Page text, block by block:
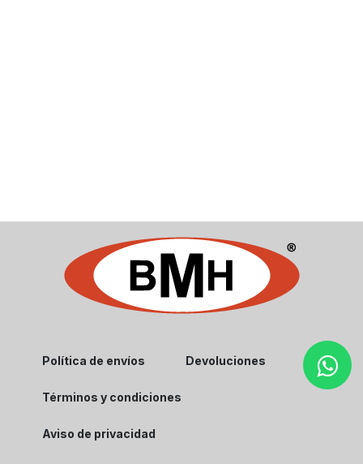
Política de envíos Devoluciones
Términos y condiciones
Aviso de privacidad